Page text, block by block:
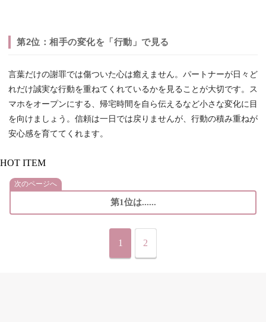
第2位：相手の変化を「行動」で見る
言葉だけの謝罪では傷ついた心は癒えません。パートナーが日々ど
れだけ誠実な行動を重ねてくれているかを見ることが大切です。ス
マホをオープンにする、帰宅時間を自ら伝えるなど小さな変化に目
を向けましょう。信頼は一日では戻りませんが、行動の積み重ねが
安心感を育ててくれます。
HOT ITEM
次のページへ
第1位は......
1 2